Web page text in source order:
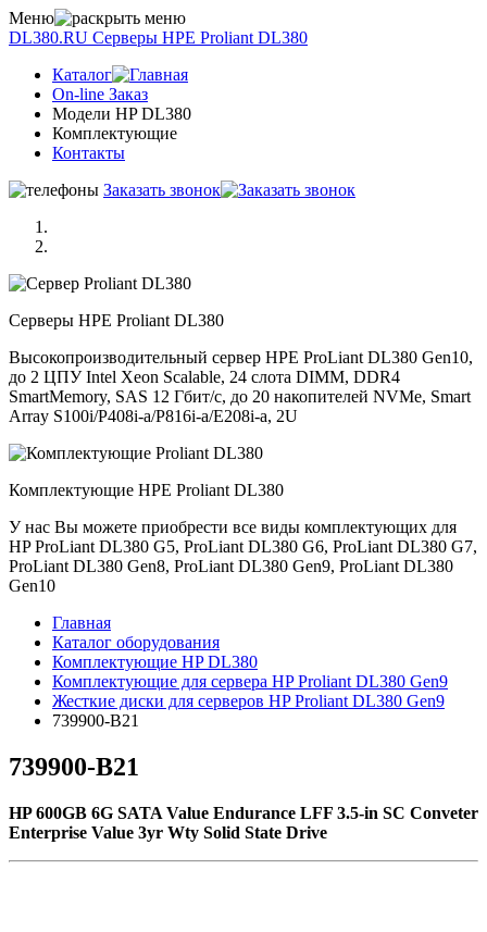
Меню
DL380.RU Серверы НРE Prоliаnt DL380
Каталог
On-line Заказ
Модели HP DL380
Комплектующие
Контакты
Заказать звонок
Серверы НРE Prоliаnt DL380
Высокопроизводительный сервер HPE ProLiant DL380 Gen10,
до 2 ЦПУ Intel Xeon Scalable, 24 слота DIMM, DDR4
SmartMemory, SAS 12 Гбит/с, до 20 накопителей NVMe, Smart
Array S100i/P408i-a/P816i-a/E208i-a, 2U
Комплектующие НРE Prоliаnt DL380
У нас Вы можете приобрести все виды комплектующих для
HP ProLiant DL380 G5, ProLiant DL380 G6, ProLiant DL380 G7,
ProLiant DL380 Gen8, ProLiant DL380 Gen9, ProLiant DL380
Gen10
Главная
Каталог оборудования
Комплектующие HP DL380
Комплектующие для сервера HP Proliant DL380 Gen9
Жесткие диски для серверов HP Proliant DL380 Gen9
739900-B21
739900-B21
HP 600GB 6G SATA Value Endurance LFF 3.5-in SC Conveter
Enterprise Value 3yr Wty Solid State Drive